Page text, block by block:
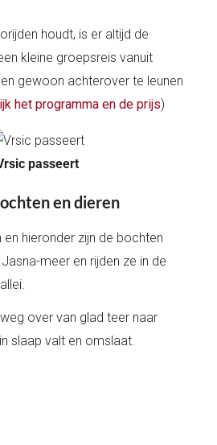
houdt, is er altijd de
kleine groepsreis vanuit
gewoon achterover te leunen
het programma en de prijs)
passeert
en dieren
en hieronder zijn de bochten
meer en rijden ze in de
over van glad teer naar
slaap valt en omslaat.